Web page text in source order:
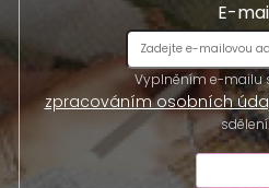
E-
Vyplněním e-mailu
zpracováním osobních
sdělení.